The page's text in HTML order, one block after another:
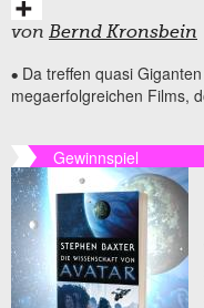
von Bernd Kronsbein
• Da treffen quasi
megaerfolgreichen Films,
Gewinnspiel